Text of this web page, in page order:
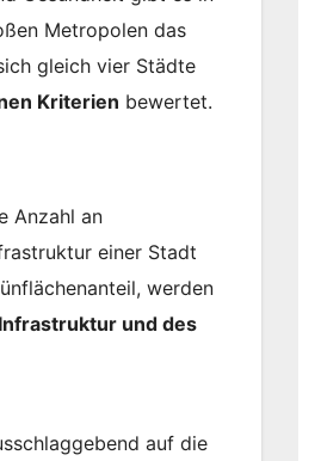
Metropolen das
gleich vier Städte
Kriterien bewertet.
Anzahl an
einer Stadt
werden
und des
auf die